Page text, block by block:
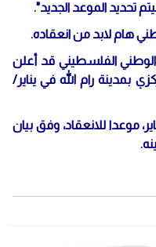
تحديد الموعد الجديد".
هام لابد من انعقاده.
الفلسطيني قد أعلن
بمدينة رام الله في يناير/
الفترة ما بين 20 - 23 يناير، موعدا للانعقاد، وفق بيان